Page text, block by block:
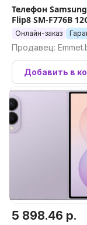
Телефон
Flip8 SM-F776B
(бежевый)
Онлайн-заказ
Продавец:
Добавить в
5 898.46 р.